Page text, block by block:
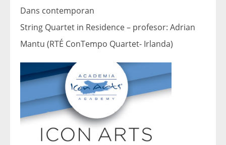
Dans contemporan
String Quartet in Residence – profesor: Adrian
Mantu (RTÉ ConTempo Quartet- Irlanda)